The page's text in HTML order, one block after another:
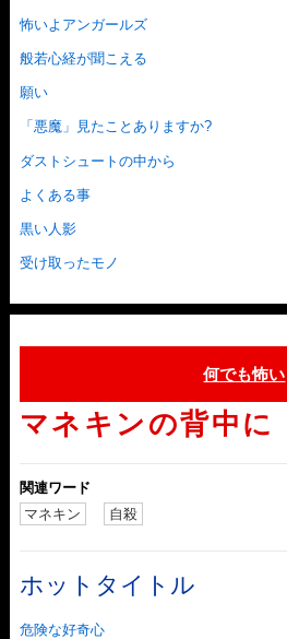
怖いよアンガールズ
般若心経が聞こえる
願い
「悪魔」見たことありますか?
ダストシュートの中から
よくある事
黒い人影
受け取ったモノ
何でも怖い
マネキンの背中に
関連ワード
マネキン
自殺
ホットタイトル
危険な好奇心